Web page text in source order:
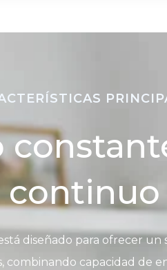
continuo
diseñado para ofrecer
combinando capacidad de